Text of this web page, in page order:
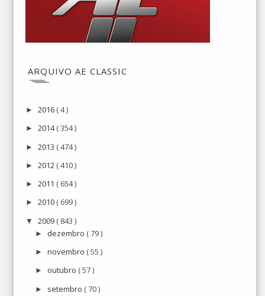
ARQUIVO AE CLASSIC
► 2016 ( 4 )
► 2014( 354 )
► 2013 ( 474 )
► 2012 ( 410 )
► 2011 ( 654 )
► 2010 ( 699 )
▼ 2009 ( 843 )
► dezembro ( 79 )
► novembro ( 55 )
► outubro ( 57 )
► setembro ( 70 )